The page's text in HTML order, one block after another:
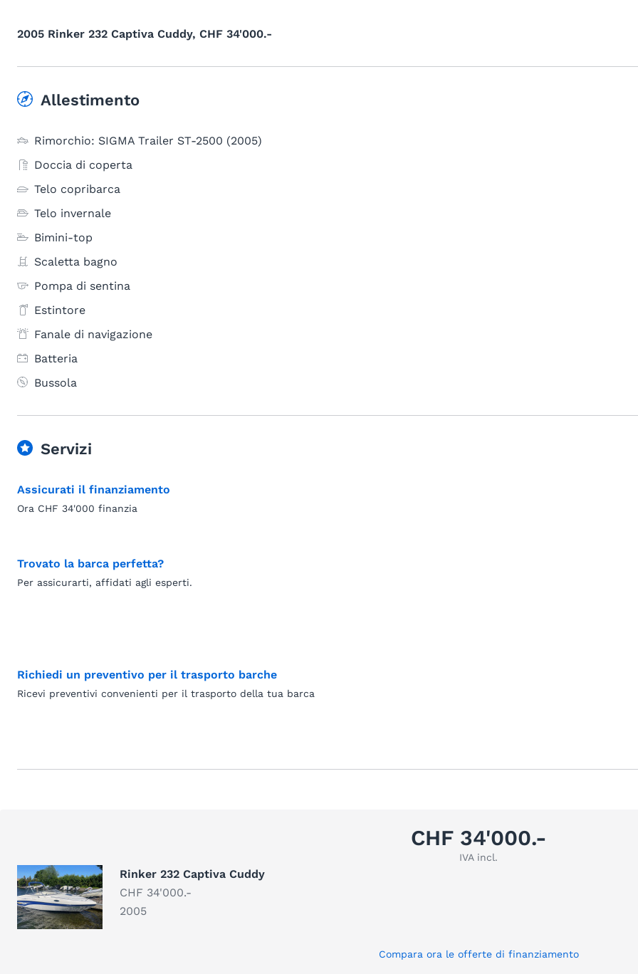
2005 Rinker 232 Captiva Cuddy, CHF 34'000.-
Allestimento
Rimorchio: SIGMA Trailer ST-2500 (2005)
Doccia di coperta
Telo copribarca
Telo invernale
Bimini-top
Scaletta bagno
Pompa di sentina
Estintore
Fanale di navigazione
Batteria
Bussola
Servizi
Assicurati il finanziamento
Ora CHF 34'000 finanzia
Trovato la barca perfetta?
Per assicurarti, affidati agli esperti.
Richiedi un preventivo per il trasporto barche
Ricevi preventivi convenienti per il trasporto della tua barca
CHF 34'000.-
IVA incl.
Rinker 232 Captiva Cuddy
CHF 34'000.-
2005
Compara ora le offerte di finanziamento